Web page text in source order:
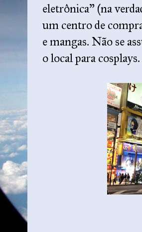
eletrônica” (na
um centro de
e mangas. Não se
o local para